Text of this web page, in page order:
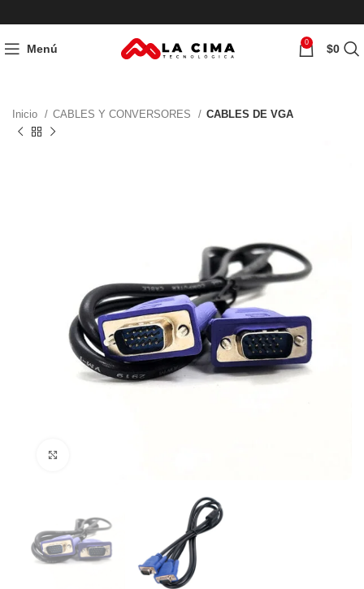
Menú 0 $0
Inicio CABLES Y CONVERSORES CABLES DE VGA